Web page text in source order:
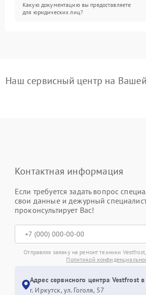
Какую документацию вы предоставляете
для юридических лиц?
Наш сервисный центр на
Контактная информация
Если требуется задать вопрос
свои данные и дежурный
проконсультирует Вас!
Отправляя заявку на ремонт техники
Политикой
Адрес сервисного центра Vestfrost
г. Иркутск, ул. ​Гоголя, 57